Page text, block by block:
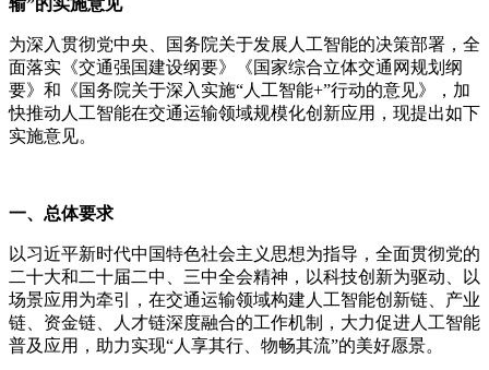
为深入贯彻党中央、国务院关于发展人工智能的决策部署，全
面落实《交通强国建设纲要》《国家综合立体交通网规划纲
要》和《国务院关于深入实施“人工智能+”行动的意见》，加
快推动人工智能在交通运输领域规模化创新应用，现提出如下
实施意见。
一、总体要求
以习近平新时代中国特色社会主义思想为指导，全面贯彻党的
二十大和二十届二中、三中全会精神，以科技创新为驱动、以
场景应用为牵引，在交通运输领域构建人工智能创新链、产业
链、资金链、人才链深度融合的工作机制，大力促进人工智能
普及应用，助力实现“人享其行、物畅其流”的美好愿景。